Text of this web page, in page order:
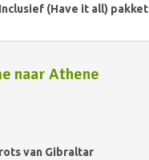
(Have it all) pakket
naar Athene
van Gibraltar